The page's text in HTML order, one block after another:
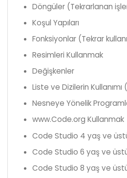
Döngüler (Tekrarlanan
Koşul Yapıları
Fonksiyonlar (Tekrar
Resimleri Kullanmak
Değişkenler
Liste ve Dizilerin
Nesneye Yönelik
www.Code.org Kullanmak
Code Studio 4 yaş ve
Code Studio 6 yaş ve
Code Studio 8 yaş ve